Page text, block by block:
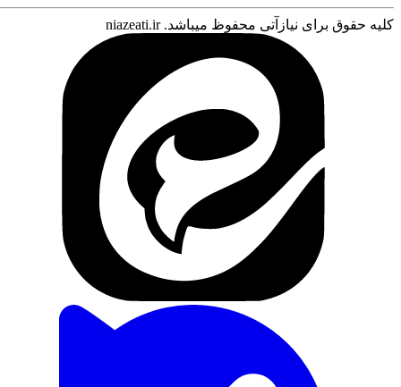
کلیه حقوق برای نیازآتی محفوظ میباشد. niazeati.ir